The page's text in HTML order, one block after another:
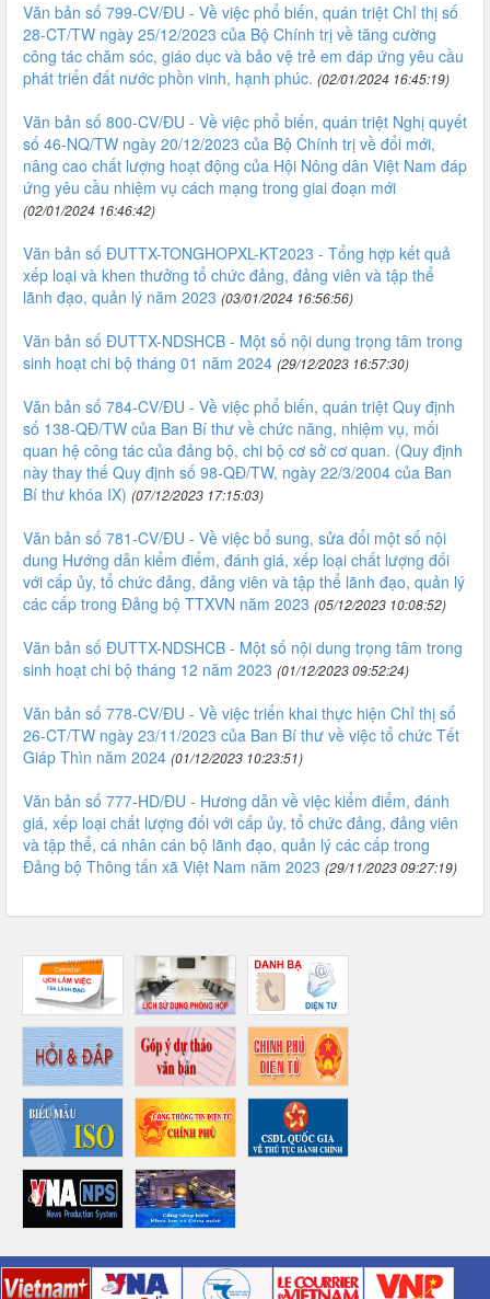
Văn bản số 799-CV/ĐU - Về việc phổ biến, quán triệt Chỉ thị số
28-CT/TW ngày 25/12/2023 của Bộ Chính trị về tăng cường
công tác chăm sóc, giáo dục và bảo vệ trẻ em đáp ứng yêu cầu
phát triển đất nước phồn vinh, hạnh phúc. (02/01/2024 16:45:19)
Văn bản số 800-CV/ĐU - Về việc phổ biến, quán triệt Nghị quyết
số 46-NQ/TW ngày 20/12/2023 của Bộ Chính trị về đổi mới,
nâng cao chất lượng hoạt động của Hội Nông dân Việt Nam đáp
ứng yêu cầu nhiệm vụ cách mạng trong giai đoạn mới
(02/01/2024 16:46:42)
Văn bản số ĐUTTX-TONGHOPXL-KT2023 - Tổng hợp kết quả
xếp loại và khen thưởng tổ chức đảng, đảng viên và tập thể
lãnh đạo, quản lý năm 2023 (03/01/2024 16:56:56)
Văn bản số ĐUTTX-NDSHCB - Một số nội dung trọng tâm trong
sinh hoạt chi bộ tháng 01 năm 2024 (29/12/2023 16:57:30)
Văn bản số 784-CV/ĐU - Về việc phổ biến, quán triệt Quy định
số 138-QĐ/TW của Ban Bí thư về chức năng, nhiệm vụ, mối
quan hệ công tác của đảng bộ, chi bộ cơ sở cơ quan. (Quy định
này thay thế Quy định số 98-QĐ/TW, ngày 22/3/2004 của Ban
Bí thư khóa IX) (07/12/2023 17:15:03)
Văn bản số 781-CV/ĐU - Về việc bổ sung, sửa đổi một số nội
dung Hướng dẫn kiểm điểm, đánh giá, xếp loại chất lượng đối
với cấp ủy, tổ chức đảng, đảng viên và tập thể lãnh đạo, quản lý
các cấp trong Đảng bộ TTXVN năm 2023 (05/12/2023 10:08:52)
Văn bản số ĐUTTX-NDSHCB - Một số nội dung trọng tâm trong
sinh hoạt chi bộ tháng 12 năm 2023 (01/12/2023 09:52:24)
Văn bản số 778-CV/ĐU - Về việc triển khai thực hiện Chỉ thị số
26-CT/TW ngày 23/11/2023 của Ban Bí thư về việc tổ chức Tết
Giáp Thìn năm 2024 (01/12/2023 10:23:51)
Văn bản số 777-HD/ĐU - Hương dẫn về việc kiểm điểm, đánh
giá, xếp loại chất lượng đối với cấp ủy, tổ chức đảng, đảng viên
và tập thể, cá nhân cán bộ lãnh đạo, quản lý các cấp trong
Đảng bộ Thông tấn xã Việt Nam năm 2023 (29/11/2023 09:27:19)